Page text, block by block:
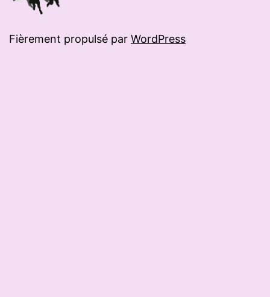
Fièrement propulsé par WordPress